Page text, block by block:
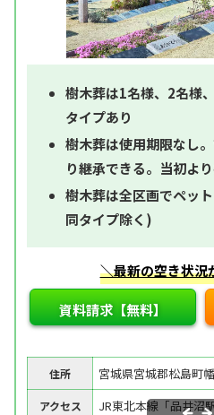
樹木葬は1名様、2名様
タイプあり
樹木葬は使用期限なし
り継承できる。当初よ
樹木葬は全区画でペッ
同タイプ除く)
＼最新の空き状況
資料請求【無料】
住所 宮城県宮城郡松島町
アクセス JR東北本線「品井沼